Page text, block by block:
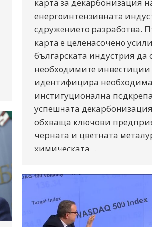
карта за декарбонизация
енергоинтензивната
сдружението разработва.
карта е целенасочено
българската индустрия да
необходимите инвестиции
идентифицира
институционална
успешната
обхваща ключови
черната и цветната
химическата…